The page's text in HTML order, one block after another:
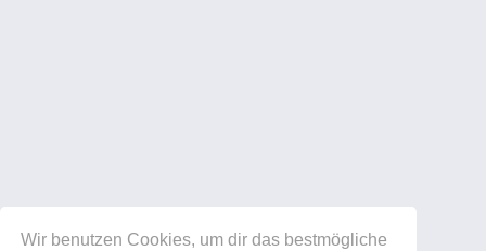
Wir benutzen Cookies, um dir das bestmögliche